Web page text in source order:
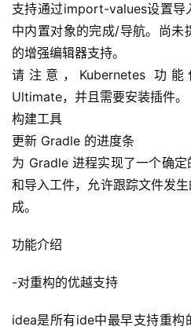
支持通过import-values设置导
中内置对象的完成/导航。尚
的增强编辑器支持。
请注意，Kubernetes 功
Ultimate，并且需要安装插件。
构建工具
更新 Gradle 的进度条
为 Gradle 进程实现了一个确
和导入工件，允许跟踪文件发
成。
功能介绍
-对重构的优越支持
idea是所有ide中最早支持重构